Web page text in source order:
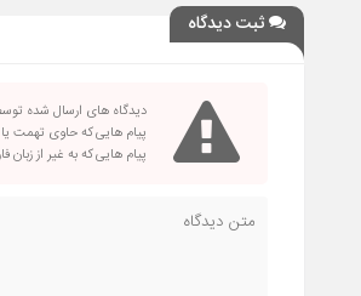
ثبت دیدگاه
دیدگاه های ارسال شده
پیام هایی که حاوی تهمت
پیام هایی که به غیر از